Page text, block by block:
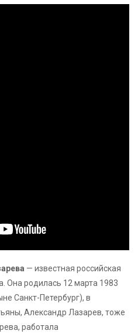
— известная российская
Она родилась 12 марта 1983
Санкт-Петербург), в
Александр Лазарев, тоже
работала